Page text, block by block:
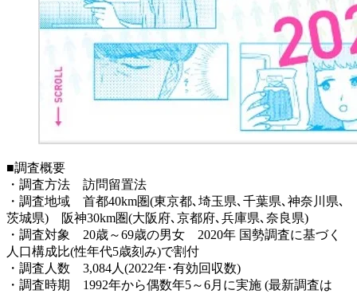
■調査概要
・調査方法 訪問留置法
・調査地域 首都40km圏(東京都､埼玉県､千葉県､神奈川県､
茨城県) 阪神30km圏(大阪府､京都府､兵庫県､奈良県)
・調査対象 20歳～69歳の男女 2020年 国勢調査に基づく
人口構成比(性年代5歳刻み)で割付
・調査人数 3,084人(2022年･有効回収数)
・調査時期 1992年から偶数年5～6月に実施 (最新調査は